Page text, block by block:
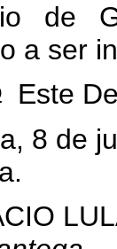
de
a ser
Este
8 de